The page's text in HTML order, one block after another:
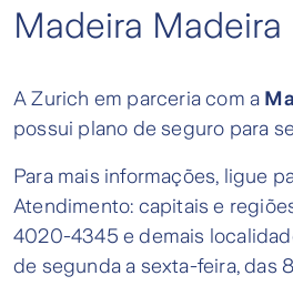
Madeira Madeira
A Zurich em parceria com a
possui plano de seguro para
Para mais informações, ligue
Atendimento: capitais e
4020-4345 e demais
de segunda a sexta-feira, das